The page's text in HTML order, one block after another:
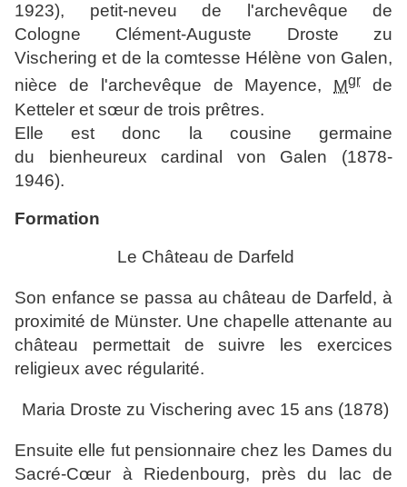
1923), petit-neveu de l'archevêque de
Cologne Clément-Auguste Droste zu
Vischering et de la comtesse Hélène von Galen,
nièce de l'archevêque de Mayence, Mgr
de
Ketteler et sœur de trois prêtres.
Elle est donc la cousine germaine
du bienheureux cardinal von Galen (1878-
1946).
Formation
Le Château de Darfeld
Son enfance se passa au château de Darfeld, à
proximité de Münster. Une chapelle attenante au
château permettait de suivre les exercices
religieux avec régularité.
Maria Droste zu Vischering avec 15 ans (1878)
Ensuite elle fut pensionnaire chez les Dames du
Sacré-Cœur à Riedenbourg, près du lac de